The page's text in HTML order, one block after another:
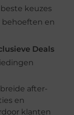
keuzes
behoeften en
Deals
after-
en
klanten